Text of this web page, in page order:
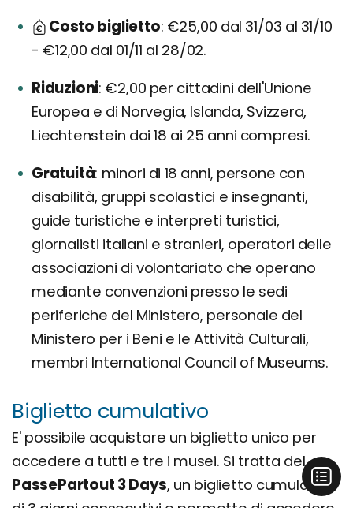
Costo biglietto €25,00 dal 31/03 al 31/10
- €12,00 dal 01/11 al 28/02.
Riduzioni €2,00 per cittadini dell'Unione
Europea e di Norvegia, Islanda, Svizzera,
Liechtenstein dai 18 ai 25 anni compresi.
Gratuità minori di 18 anni, persone con
disabilità, gruppi scolastici e insegnanti,
guide turistiche e interpreti turistici,
giornalisti italiani e stranieri, operatori delle
associazioni di volontariato che operano
mediante convenzioni presso le sedi
periferiche del Ministero, personale del
Ministero per i Beni e le Attività Culturali,
membri International Council of Museums.
Biglietto cumulativo
E' possibile acquistare un biglietto unico per
accedere a tutti e tre i musei. Si tratta del
PassePartout 3 Days, un biglietto cumulativo